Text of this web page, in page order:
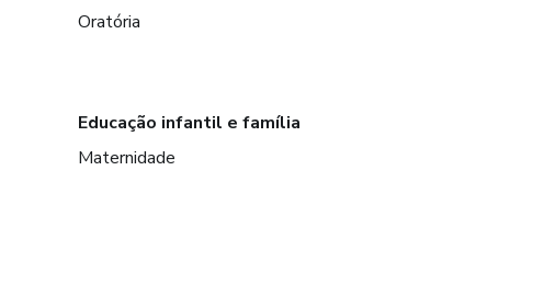
Oratória
Educação infantil e família
Maternidade